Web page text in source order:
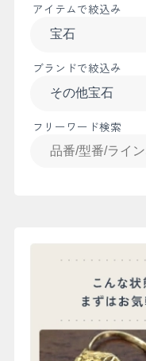
アイテムで絞込み
ブランドで絞込み
フリーワード検索